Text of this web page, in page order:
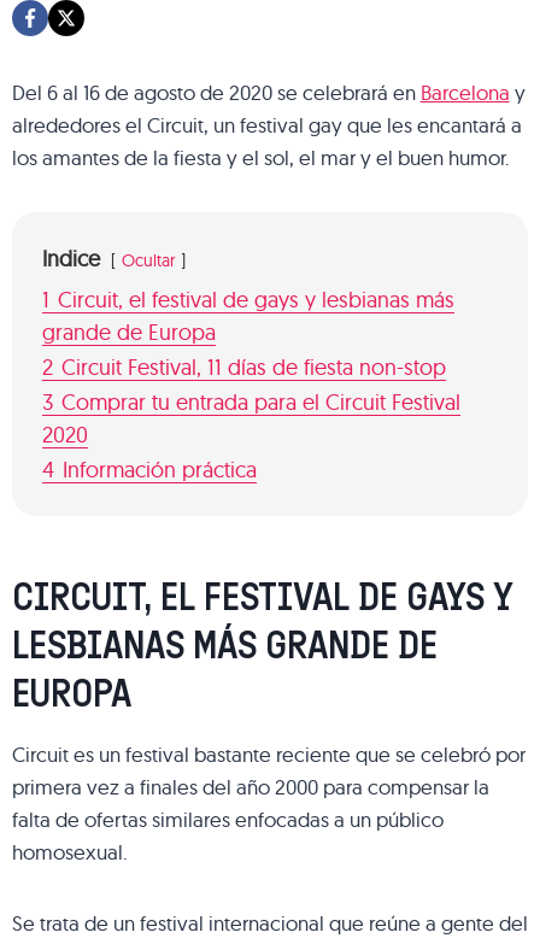
Del 6 al 16 de agosto de 2020 se celebrará en Barcelona y
alrededores el Circuit, un festival gay que les encantará a
los amantes de la fiesta y el sol, el mar y el buen humor.
Indice Ocultar
1 Circuit, el festival de gays y lesbianas más
grande de Europa
2 Circuit Festival, 11 días de fiesta non-stop
3 Comprar tu entrada para el Circuit Festival
2020
4 Información práctica
CIRCUIT, EL FESTIVAL DE GAYS Y
LESBIANAS MÁS GRANDE DE
EUROPA
Circuit es un festival bastante reciente que se celebró por
primera vez a finales del año 2000 para compensar la
falta de ofertas similares enfocadas a un público
homosexual.
Se trata de un festival internacional que reúne a gente del